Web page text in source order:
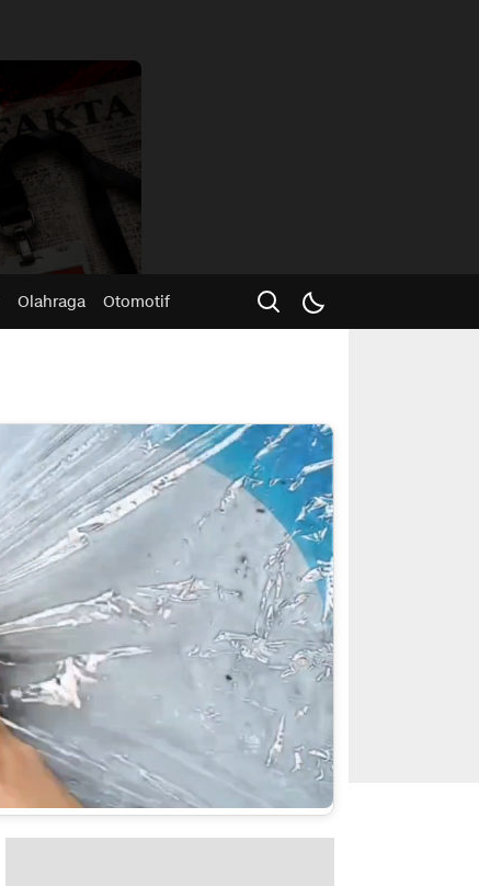
Olahraga Otomotif